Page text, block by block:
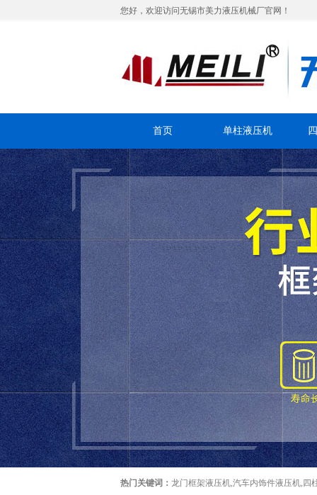
您好，欢迎访问无锡市美力液压机械厂官网！
首页 单柱液压机
热门关键词： 龙门框架液压机,汽车内饰件液压机,四